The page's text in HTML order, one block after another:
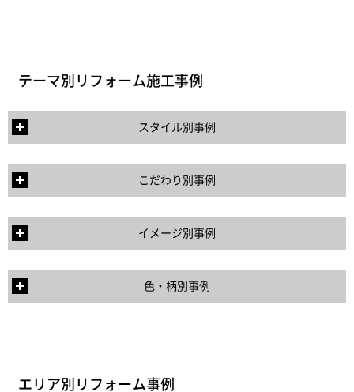
テーマ別リフォーム施工事例
スタイル別事例
こだわり別事例
イメージ別事例
色・柄別事例
エリア別リフォーム事例